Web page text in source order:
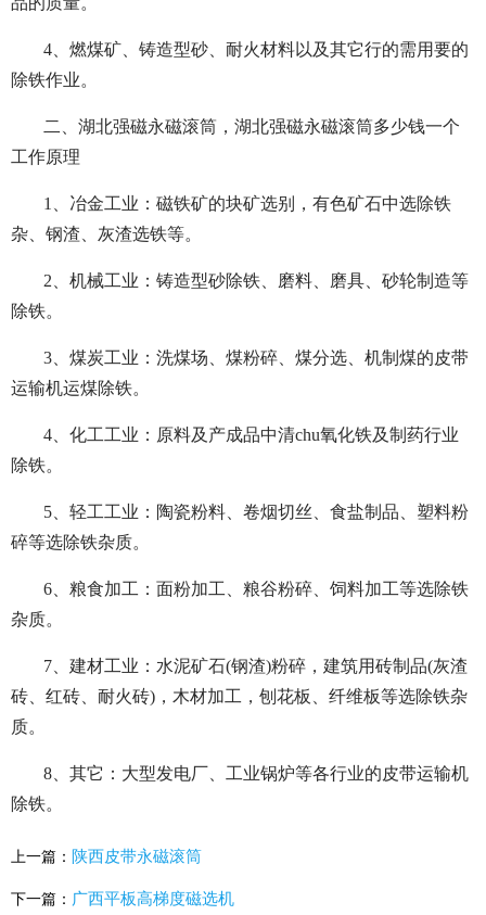
4、燃煤矿、铸造型砂、耐火材料以及其它行的需用要的
除铁作业。
二、 湖北强磁永磁滚筒，湖北强磁永磁滚筒多少钱一个
工作原理
1、冶金工业：磁铁矿的块矿选别，有色矿石中选除铁
杂、钢渣、灰渣选铁等。
2、机械工业：铸造型砂除铁、磨料、磨具、砂轮制造等
除铁。
3、煤炭工业：洗煤场、煤粉碎、煤分选、机制煤的皮带
运输机运煤除铁。
4、化工工业：原料及产成品中清chu氧化铁及制药行业
除铁。
5、轻工工业：陶瓷粉料、卷烟切丝、食盐制品、塑料粉
碎等选除铁杂质。
6、粮食加工：面粉加工、粮谷粉碎、饲料加工等选除铁
杂质。
7、建材工业：水泥矿石(钢渣)粉碎，建筑用砖制品(灰渣
砖、红砖、耐火砖)，木材加工，刨花板、纤维板等选除铁杂
质。
8、其它：大型发电厂、工业锅炉等各行业的皮带运输机
除铁。
上一篇： 陕西皮带永磁滚筒
下一篇： 广西平板高梯度磁选机